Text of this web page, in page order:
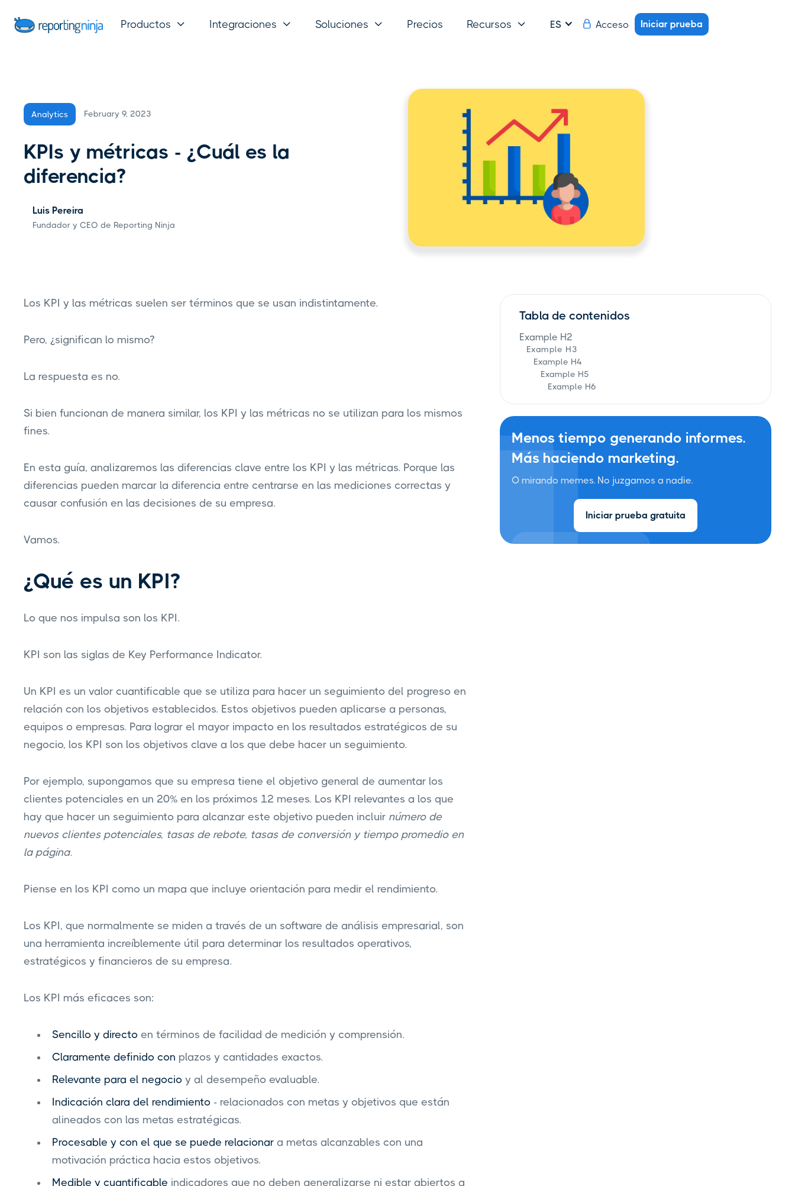
Productos  Integraciones  Soluciones  Precios Recursos  ES  Acceso Iniciar prueba
Analytics February 9, 2023
KPIs y métricas - ¿Cuál es la
diferencia?
Luis Pereira
Fundador y CEO de Reporting Ninja
Los KPI y las métricas suelen ser términos que se usan indistintamente.
Pero, ¿significan lo mismo?
La respuesta es no.
Si bien funcionan de manera similar, los KPI y las métricas no se utilizan para los mismos
fines.
En esta guía, analizaremos las diferencias clave entre los KPI y las métricas. Porque las
diferencias pueden marcar la diferencia entre centrarse en las mediciones correctas y
causar confusión en las decisiones de su empresa.
Vamos.
¿Qué es un KPI?
Lo que nos impulsa son los KPI.
KPI son las siglas de Key Performance Indicator.
Un KPI es un valor cuantificable que se utiliza para hacer un seguimiento del progreso en
relación con los objetivos establecidos. Estos objetivos pueden aplicarse a personas,
equipos o empresas. Para lograr el mayor impacto en los resultados estratégicos de su
negocio, los KPI son los objetivos clave a los que debe hacer un seguimiento.
Por ejemplo, supongamos que su empresa tiene el objetivo general de aumentar los
clientes potenciales en un 20% en los próximos 12 meses. Los KPI relevantes a los que
hay que hacer un seguimiento para alcanzar este objetivo pueden incluir número de
nuevos clientes potenciales, tasas de rebote, tasas de conversión y tiempo promedio en
la página.
Piense en los KPI como un mapa que incluye orientación para medir el rendimiento.
Los KPI, que normalmente se miden a través de un software de análisis empresarial, son
una herramienta increíblemente útil para determinar los resultados operativos,
estratégicos y financieros de su empresa.
Los KPI más eficaces son:
Sencillo y directo en términos de facilidad de medición y comprensión.
Claramente definido con plazos y cantidades exactos.
Relevante para el negocio y al desempeño evaluable.
Indicación clara del rendimiento - relacionados con metas y objetivos que están
alineados con las metas estratégicas.
Procesable y con el que se puede relacionar a metas alcanzables con una
motivación práctica hacia estos objetivos.
Medible y cuantificable indicadores que no deben generalizarse ni estar abiertos a
Tabla de contenidos
Example H2
Example H3
Example H4
Example H5
Example H6
Menos tiempo generando informes.
Más haciendo marketing.
O mirando memes. No juzgamos a nadie.
Iniciar prueba gratuita